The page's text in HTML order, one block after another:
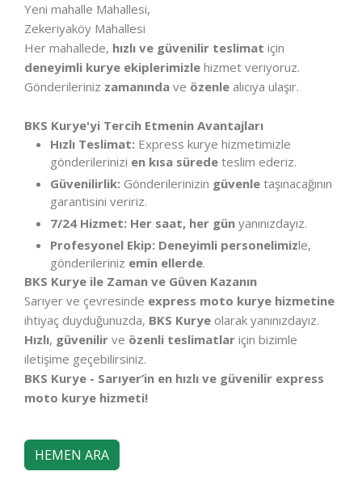
Yeni mahalle Mahallesi,
Zekeriyaköy Mahallesi
Her mahallede, hızlı ve güvenilir teslimat için
deneyimli kurye ekiplerimizle hizmet veriyoruz.
Gönderileriniz zamanında ve özenle alıcıya ulaşır.
BKS Kurye'yi Tercih Etmenin Avantajları
Hızlı Teslimat: Express kurye hizmetimizle
gönderilerinizi en kısa sürede teslim ederiz.
Güvenilirlik: Gönderilerinizin güvenle taşınacağının
garantisini veririz.
7/24 Hizmet: Her saat, her gün yanınızdayız.
Profesyonel Ekip: Deneyimli personelimizle,
gönderileriniz emin ellerde.
BKS Kurye ile Zaman ve Güven Kazanın
Sarıyer ve çevresinde express moto kurye hizmetine
ihtiyaç duyduğunuzda, BKS Kurye olarak yanınızdayız.
Hızlı, güvenilir ve özenli teslimatlar için bizimle
iletişime geçebilirsiniz.
BKS Kurye - Sarıyer’in en hızlı ve güvenilir express
moto kurye hizmeti!
HEMEN ARA